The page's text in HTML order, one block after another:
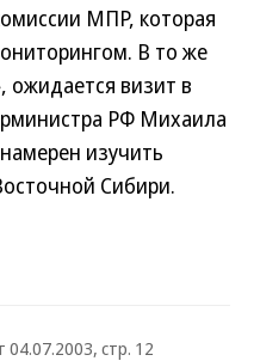
МПР, которая
В то же
визит в
РФ Михаила
изучить
Сибири.
04.07.2003, стр. 12